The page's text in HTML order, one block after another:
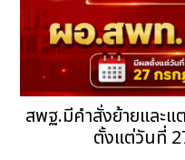
สพฐ.มีคำสั่งย้ายและ
ตั้งแต่วันที่